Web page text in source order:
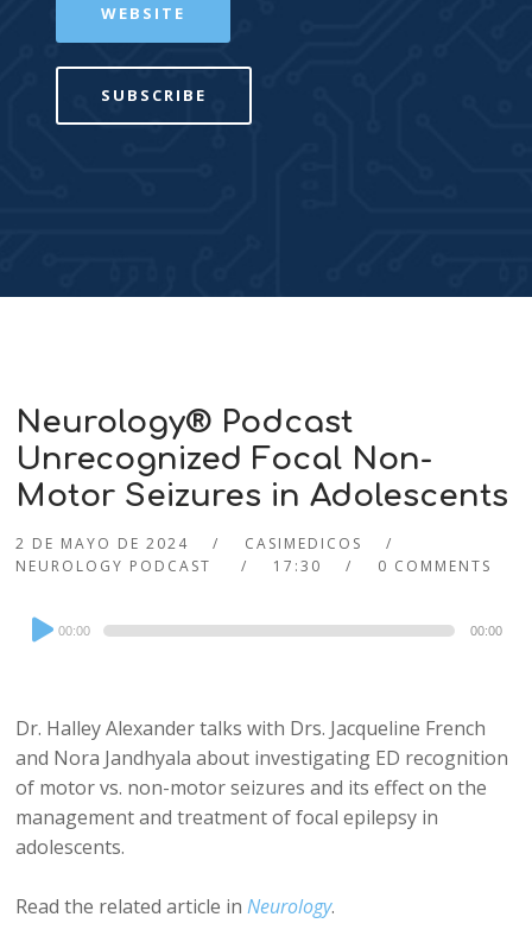
WEBSITE
SUBSCRIBE
Neurology® Podcast
Unrecognized Focal Non-
Motor Seizures in Adolescents
2 DE MAYO DE 2024
CASIMEDICOS
NEUROLOGY PODCAST
17:30 0 COMMENTS
Audio
Player
00:00 00:00
Dr. Halley Alexander talks with Drs. Jacqueline French
and Nora Jandhyala about investigating ED recognition
of motor vs. non-motor seizures and its effect on the
management and treatment of focal epilepsy in
adolescents.
Read the related article inNeurology.